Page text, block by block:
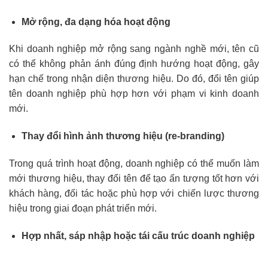
Mở rộng, đa dạng hóa hoạt động
Khi doanh nghiệp mở rộng sang ngành nghề mới, tên cũ
có thể không phản ánh đúng định hướng hoạt động, gây
hạn chế trong nhận diện thương hiệu. Do đó, đổi tên giúp
tên doanh nghiệp phù hợp hơn với phạm vi kinh doanh
mới.
Thay đổi hình ảnh thương hiệu (re-branding)
Trong quá trình hoạt động, doanh nghiệp có thể muốn làm
mới thương hiệu, thay đổi tên để tạo ấn tượng tốt hơn với
khách hàng, đối tác hoặc phù hợp với chiến lược thương
hiệu trong giai đoạn phát triển mới.
Hợp nhất, sáp nhập hoặc tái cấu trúc doanh nghiệp